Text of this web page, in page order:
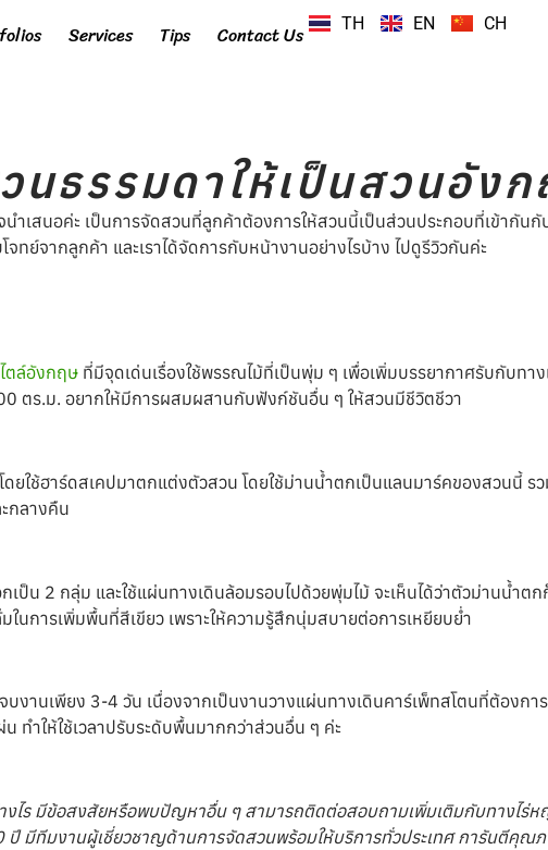
Services Tips Contact Us TH EN CH
นธรรมดาให้เป็นสวนอังก
ำเสนอค่ะ เป็นการจัดสวนที่ลูกค้าต้องการให้สวนนี้เป็นส่วนประกอบที่เข้ากัน
จทย์จากลูกค้า และเราได้จัดการกับหน้างานอย่างไรบ้าง ไปดูรีวิวกันค่ะ
ตล์อังกฤษ ที่มีจุดเด่นเรื่องใช้พรรณไม้ที่เป็นพุ่ม ๆ เพื่อเพิ่มบรรยากาศรับกับทา
ตร.ม. อยากให้มีการผสมผสานกับฟังก์ชันอื่น ๆ ให้สวนมีชีวิตชีวา
ยใช้ฮาร์ดสเคปมาตกแต่งตัวสวน โดยใช้ม่านน้ำตกเป็นแลนมาร์คของสวนนี้
กลางคืน
เป็น 2 กลุ่ม และใช้แผ่นทางเดินล้อมรอบไปด้วยพุ่มไม้ จะเห็นได้ว่าตัวม่านน้ำ
นการเพิ่มพื้นที่สีเขียว เพราะให้ความรู้สึกนุ่มสบายต่อการเหยียบย่ำ
บงานเพียง 3-4 วัน เนื่องจากเป็นงานวางแผ่นทางเดินคาร์เพ็ทสโตนที่ต้องก
ทำให้ใช้เวลาปรับระดับพื้นมากกว่าส่วนอื่น ๆ ค่ะ
งไร มีข้อสงสัยหรือพบปัญหาอื่น ๆ สามารถติดต่อสอบถามเพิ่มเติมกับทางไร่
มีทีมงานผู้เชี่ยวชาญด้านการจัดสวนพร้อมให้บริการทั่วประเทศ การันตีคุณ